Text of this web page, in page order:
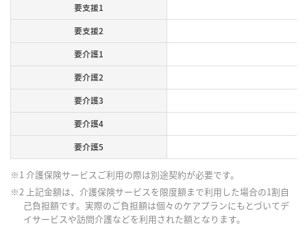
要支援1
要支援2
要介護1
要介護2
要介護3
要介護4
要介護5
※1 介護保険サービスご利用の際は別途契約が必要です。
※2 上記金額は、介護保険サービスを限度額まで利用した場合の1割自
己負担額です。実際のご負担額は個々のケアプランにもとづいてデ
イサービスや訪問介護などを利用された額となります。